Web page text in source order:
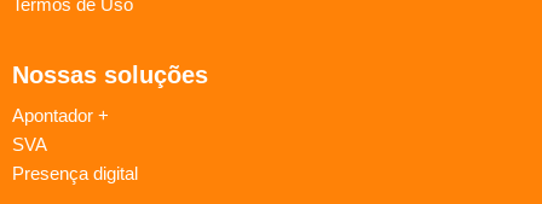
Nossas soluções
Apontador +
SVA
Presença digital